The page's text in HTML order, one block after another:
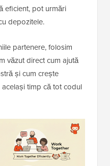
eficient, pot urmări
depozitele.
partenere, folosim
văzut direct cum ajută
și cum crește
timp că tot codul